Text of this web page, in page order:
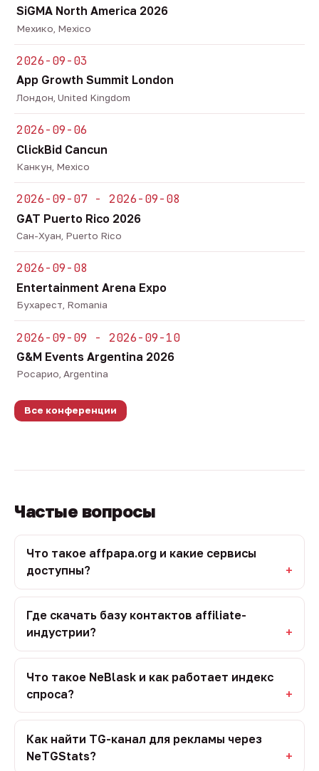
SiGMA North America 2026
Мехико, Mexico
2026-09-03
App Growth Summit London
Лондон, United Kingdom
2026-09-06
ClickBid Cancun
Канкун, Mexico
2026-09-07 - 2026-09-08
GAT Puerto Rico 2026
Сан-Хуан, Puerto Rico
2026-09-08
Entertainment Arena Expo
Бухарест, Romania
2026-09-09 - 2026-09-10
G&M Events Argentina 2026
Росарио, Argentina
Все конференции
Частые вопросы
Что такое affpapa.org и какие сервисы
доступны?
Где скачать базу контактов affiliate-
индустрии?
Что такое NeBlask и как работает индекс
спроса?
Как найти TG-канал для рекламы через
NeTGStats?